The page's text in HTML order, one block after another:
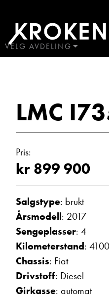
I735
2017
VELG AVDELING
ÅNDALSNES Ta
Lurer du
Hva gjelder det?
Navn
LMC
Pris:
kr 899 900
Salgstype: brukt
Årsmodell: 2017
Sengeplasser: 4
Kilometerstand:
Chassis: Fiat
Drivstoff: Diesel
Girkasse: automat